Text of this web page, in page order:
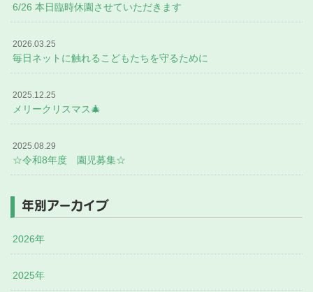
6/26 本日臨時休園させていただきます
2026.03.25
毎日ネットに触れるこどもたちを守るために
2025.12.25
メリークリスマス🎄
2025.08.29
☆令和8年度 園児募集☆
年別アーカイブ
2026年
2025年